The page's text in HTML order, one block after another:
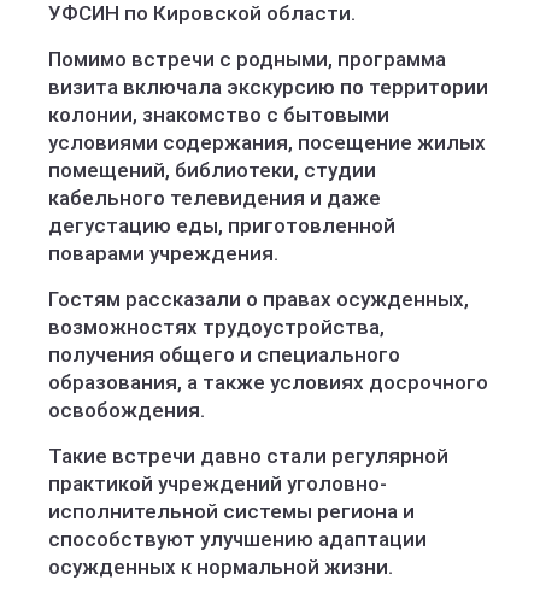
УФСИН по Кировской области.
Помимо встречи с родными, программа
визита включала экскурсию по территории
колонии, знакомство с бытовыми
условиями содержания, посещение жилых
помещений, библиотеки, студии
кабельного телевидения и даже
дегустацию еды, приготовленной
поварами учреждения.
Гостям рассказали о правах осужденных,
возможностях трудоустройства,
получения общего и специального
образования, а также условиях досрочного
освобождения.
Такие встречи давно стали регулярной
практикой учреждений уголовно-
исполнительной системы региона и
способствуют улучшению адаптации
осужденных к нормальной жизни.